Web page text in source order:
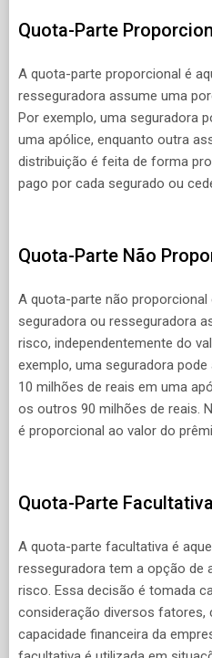
Quota-Parte
A quota-parte proporcional é
resseguradora assume uma
Por exemplo, uma seguradora
uma apólice, enquanto outra
distribuição é feita de forma
pago por cada segurado ou
Quota-Parte Não
A quota-parte não proporcional
seguradora ou resseguradora
risco, independentemente do
exemplo, uma seguradora
10 milhões de reais em uma
os outros 90 milhões de reais.
é proporcional ao valor do
Quota-Parte Facultativa
A quota-parte facultativa é
resseguradora tem a opção de
risco. Essa decisão é tomada
consideração diversos fatores,
capacidade financeira da